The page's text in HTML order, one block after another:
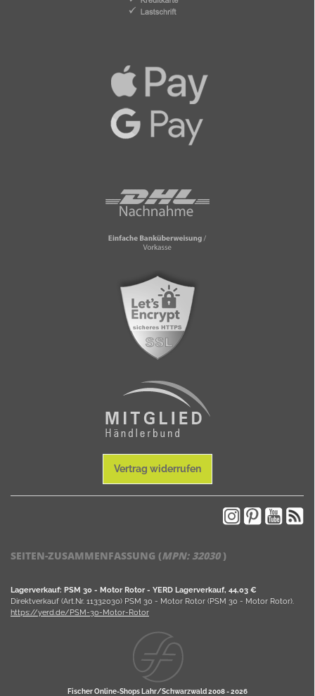
Vertrag widerrufen
SEITEN-ZUSAMMENFASSUNG (MPN: 32030)
Lagerverkauf: PSM 30 - Motor Rotor - YERD Lagerverkauf, 44,03 €
Direktverkauf (Art.Nr. 11332030) PSM 30 - Motor Rotor (PSM 30 - Motor Rotor).
https://yerd.de/PSM-30-Motor-Rotor
Fischer Online-Shops Lahr/Schwarzwald 2008 -2026